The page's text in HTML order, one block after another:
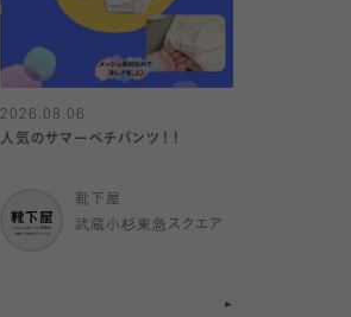
2026.08.06
人気のサマーペチパンツ！！
靴下屋
武蔵小杉東急スクエア